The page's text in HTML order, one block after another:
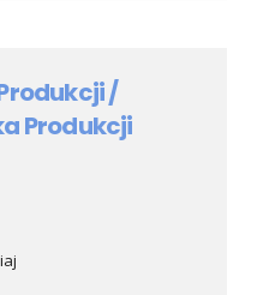
/
Produkcji